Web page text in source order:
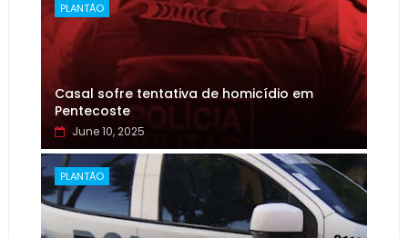
PLANTÃO
Casal sofre tentativa de homicídio em
Pentecoste
June 10, 2025
PLANTÃO